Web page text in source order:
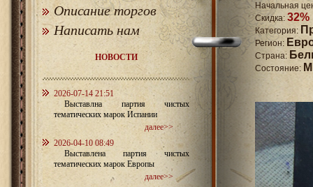
Описание торгов
Написать нам
НОВОСТИ
2026-07-14 21:51
Выставлна партия чистых
тематических марок Испании
далее>>
2026-04-10 08:49
Выставлена партия чистых
тематических марок Европы
далее>>
Начальная
Скидка: 32%
Категория:
Регион:
Страна:
Состояние: